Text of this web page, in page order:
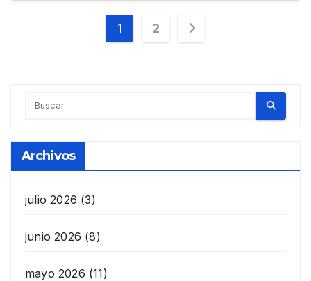
Paginación
1 2
Archivos
julio 2026 (3)
junio 2026 (8)
mayo 2026 (11)